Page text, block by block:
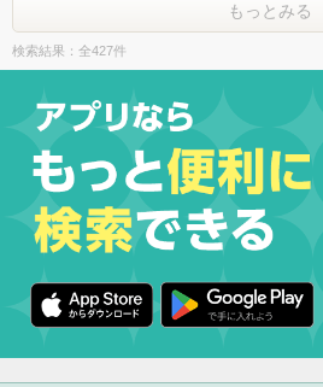
もっとみる
検索結果：全427件